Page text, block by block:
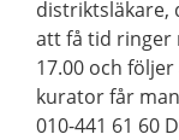
distriktsläkare,
att få tid ringer
17.00 och
kurator får
010-441 61 60